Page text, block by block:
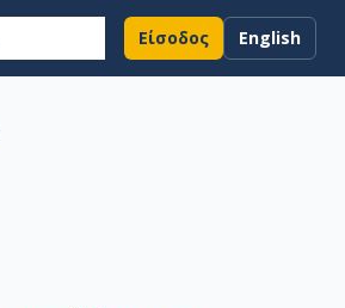
Είσοδος English